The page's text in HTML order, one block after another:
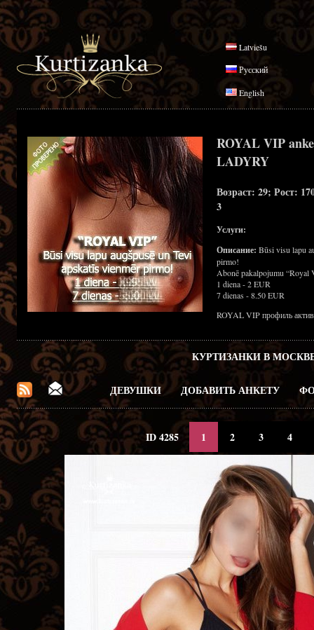
Latviešu
Русский
English
ROYAL VIP
LADYRY
Возраст: 29; Рост:
3
Услуги:
Описание: Būsi visu lapu
pirmo!
Abonē pakalpojumu “Royal
1 diena - 2 EUR
7 dienas - 8.50 EUR
ROYAL VIP профиль
КУРТИЗАНКИ В
ДЕВУШКИ ДОБАВИТЬ АНКЕТУ
ID 4285 1 2 3 4